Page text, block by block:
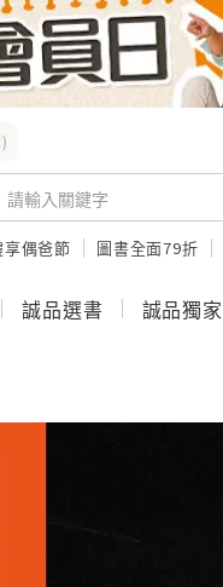
享偶爸節 圖書全面79折
誠品選書 誠品獨家